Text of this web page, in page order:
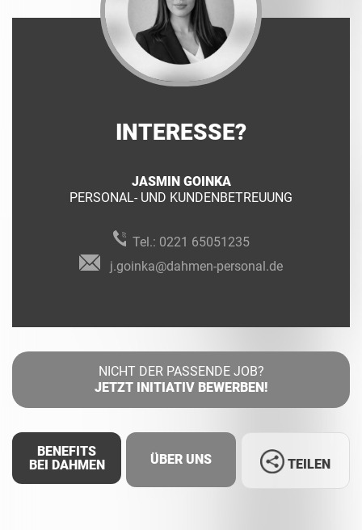
INTERESSE?
JASMIN GOINKA
PERSONAL- UND KUNDENBETREUUNG
Tel.: 0221 65051235
j.goinka@dahmen-personal.de
NICHT DER PASSENDE JOB?
JETZT INITIATIV BEWERBEN!
BENEFITS
BEI DAHMEN
ÜBER UNS TEILEN